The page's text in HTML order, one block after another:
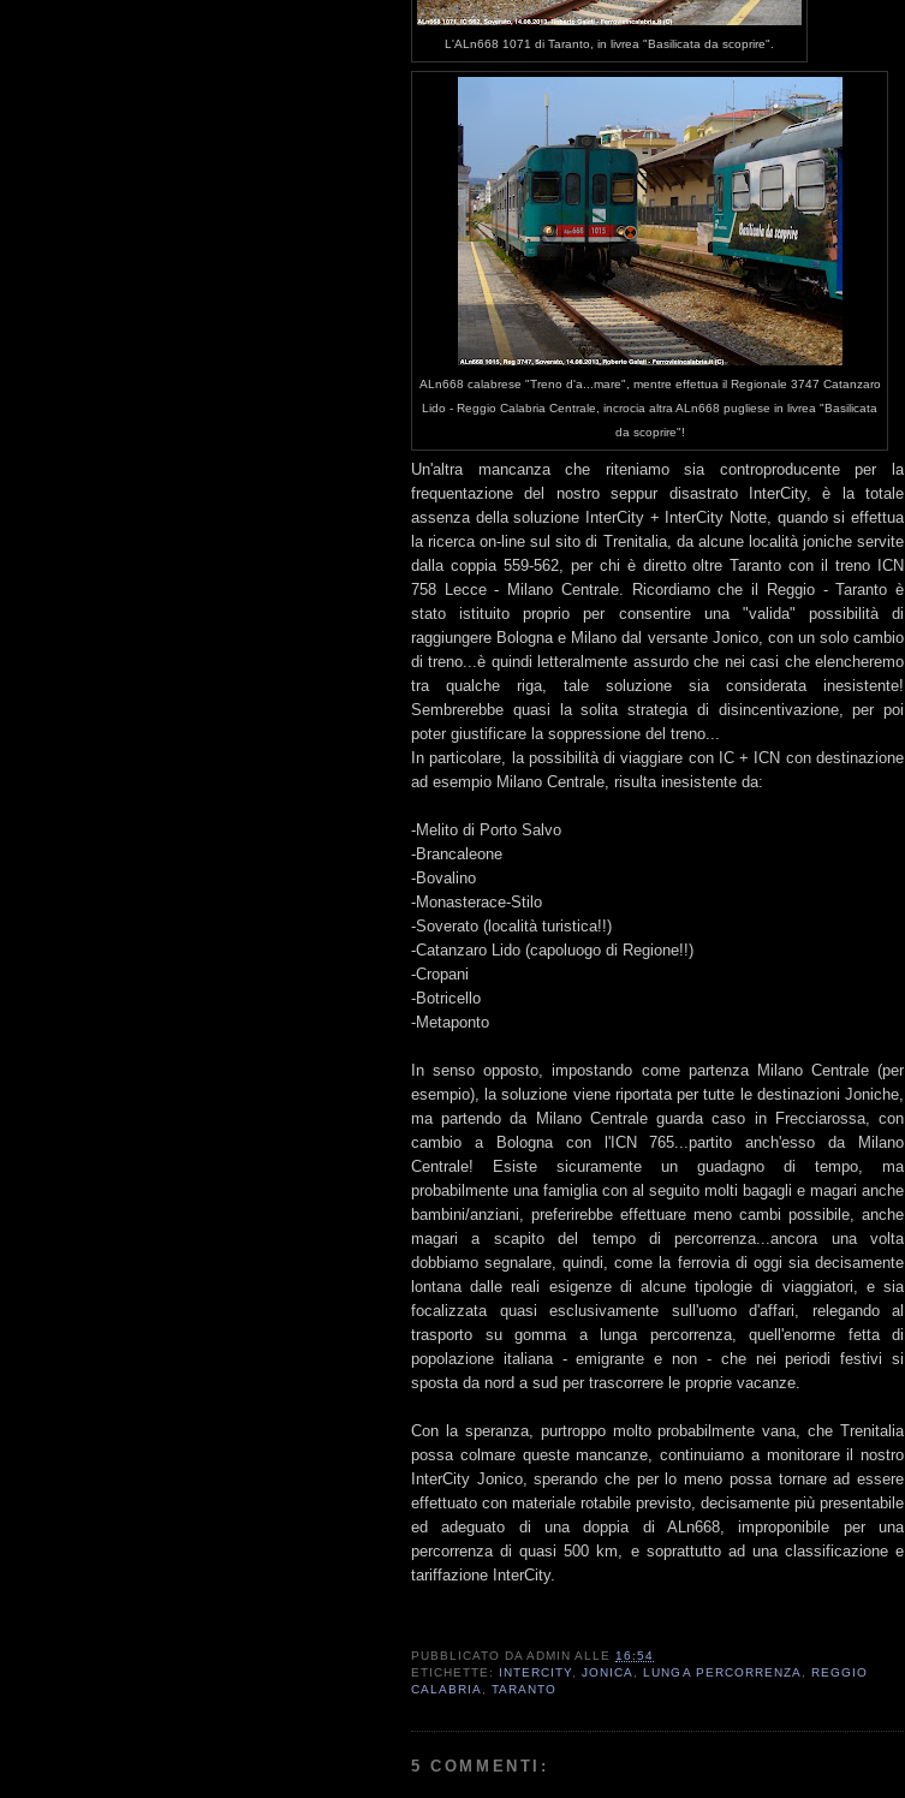
L'ALn668 1071 di Taranto, in livrea "Basilicata da scoprire".
ALn668 calabrese "Treno d'a...mare", mentre effettua il Regionale 3747 Catanzaro
Lido - Reggio Calabria Centrale, incrocia altra ALn668 pugliese in livrea "Basilicata
da scoprire"!
Un'altra mancanza che riteniamo sia controproducente per la
frequentazione del nostro seppur disastrato InterCity, è la totale
assenza della soluzione InterCity + InterCity Notte, quando si effettua
la ricerca on-line sul sito di Trenitalia, da alcune località joniche servite
dalla coppia 559-562, per chi è diretto oltre Taranto con il treno ICN
758 Lecce - Milano Centrale. Ricordiamo che il Reggio - Taranto è
stato istituito proprio per consentire una "valida" possibilità di
raggiungere Bologna e Milano dal versante Jonico, con un solo cambio
di treno...è quindi letteralmente assurdo che nei casi che elencheremo
tra qualche riga, tale soluzione sia considerata inesistente!
Sembrerebbe quasi la solita strategia di disincentivazione, per poi
poter giustificare la soppressione del treno...
In particolare, la possibilità di viaggiare con IC + ICN con destinazione
ad esempio Milano Centrale, risulta inesistente da:
-Melito di Porto Salvo
-Brancaleone
-Bovalino
-Monasterace-Stilo
-Soverato (località turistica!!)
-Catanzaro Lido (capoluogo di Regione!!)
-Cropani
-Botricello
-Metaponto
In senso opposto, impostando come partenza Milano Centrale (per
esempio), la soluzione viene riportata per tutte le destinazioni Joniche,
ma partendo da Milano Centrale guarda caso in Frecciarossa, con
cambio a Bologna con l'ICN 765...partito anch'esso da Milano
Centrale! Esiste sicuramente un guadagno di tempo, ma
probabilmente una famiglia con al seguito molti bagagli e magari anche
bambini/anziani, preferirebbe effettuare meno cambi possibile, anche
magari a scapito del tempo di percorrenza...ancora una volta
dobbiamo segnalare, quindi, come la ferrovia di oggi sia decisamente
lontana dalle reali esigenze di alcune tipologie di viaggiatori, e sia
focalizzata quasi esclusivamente sull'uomo d'affari, relegando al
trasporto su gomma a lunga percorrenza, quell'enorme fetta di
popolazione italiana - emigrante e non - che nei periodi festivi si
sposta da nord a sud per trascorrere le proprie vacanze.
Con la speranza, purtroppo molto probabilmente vana, che Trenitalia
possa colmare queste mancanze, continuiamo a monitorare il nostro
InterCity Jonico, sperando che per lo meno possa tornare ad essere
effettuato con materiale rotabile previsto, decisamente più presentabile
ed adeguato di una doppia di ALn668, improponibile per una
percorrenza di quasi 500 km, e soprattutto ad una classificazione e
tariffazione InterCity.
PUBBLICATO DAADMIN ALLE16:54
ETICHETTE: INTERCITY,JONICA,LUNGA PERCORRENZA, REGGIO
CALABRIA,TARANTO
5 COMMENTI: